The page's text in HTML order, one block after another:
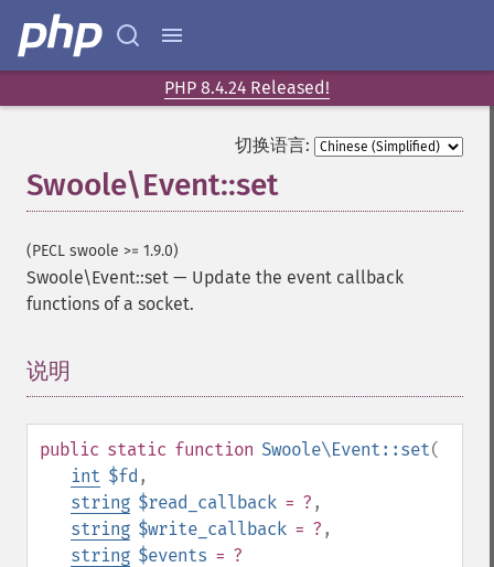
PHP 8.4.24 Released!
切换语言:
Swoole\Event::set
(PECL swoole >= 1.9.0)
Swoole\Event::set — Update the event callback
functions of a socket.
说明
public static function Swoole\Event::set(
int $fd ,
string $read_callback = ? ,
string $write_callback = ? ,
string $events = ?